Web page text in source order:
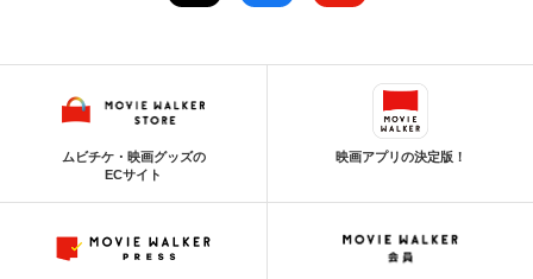
ムビチケ・映画グッズの
ECサイト
映画アプリの決定版！